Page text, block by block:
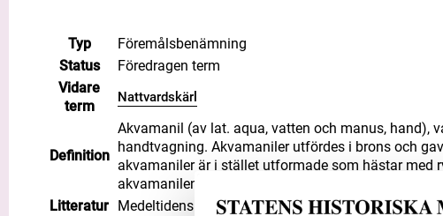
Typ
Föremålsbenämning
Status
Föredragen term
Vidare
term
Nattvardskärl
Definition
Akvamanil (av lat. aqua, vatten och manus, hand),
handtvagning. Akvamaniler utfördes i brons och
akvamaniler är i stället utformade som hästar med
akvamanilen från Vä kyrka, Skåne (1200-talet).
Litteratur Medeltidens ABC (Orrling, Carin)